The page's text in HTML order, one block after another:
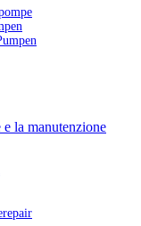
la manutenzione